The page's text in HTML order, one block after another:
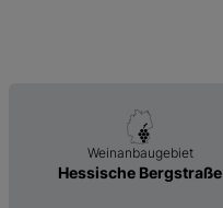
Weinanbaugebiet
Hessische Bergstraße